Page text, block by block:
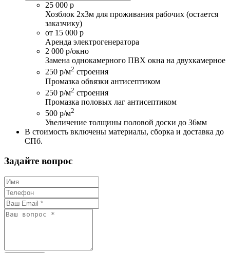
25 000 р
Хозблок 2х3м для проживания рабочих (остается
заказчику)
от 15 000 р
Аренда электрогенератора
2 000 р/окно
Замена однокамерного ПВХ окна на двухкамерное
250 р/м2 строения
Промазка обвязки антисептиком
250 р/м2 строения
Промазка половых лаг антисептиком
500 р/м2
Увеличение толщины половой доски до 36мм
В стоимость включены материалы, сборка и доставка до
СПб.
Задайте вопрос